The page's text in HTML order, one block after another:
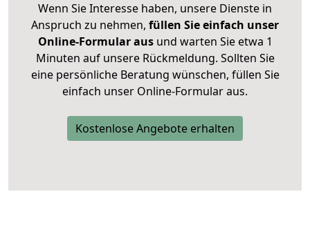
Wenn Sie Interesse haben, unsere Dienste in
Anspruch zu nehmen, füllen Sie einfach unser
Online-Formular ausund warten Sie etwa 1
Minuten auf unsere Rückmeldung. Sollten Sie
eine persönliche Beratung wünschen, füllen Sie
einfach unser Online-Formular aus.
Kostenlose Angebote erhalten